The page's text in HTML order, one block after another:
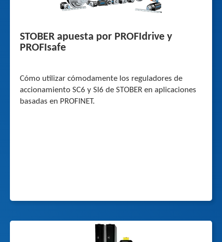
STOBER apuesta por PROFIdrive y
PROFIsafe
Cómo utilizar cómodamente los reguladores de
accionamiento SC6 y SI6 de STOBER en aplicaciones
basadas en PROFINET.